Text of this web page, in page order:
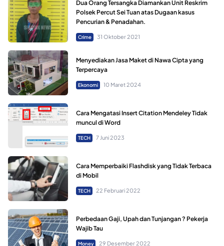
Dua Orang Tersangka Diamankan Unit Reskrim
Polsek Percut Sei Tuan atas Dugaan kasus
Pencurian & Penadahan.
Crime 31 Oktober 2021
Menyediakan Jasa Maket di Nawa Cipta yang
Terpercaya
Ekonomi 10 Maret 2024
Cara Mengatasi Insert Citation Mendeley Tidak
muncul di Word
TECH 7 Juni 2023
Cara Memperbaiki Flashdisk yang Tidak Terbaca
di Mobil
TECH 22 Februari 2022
Perbedaan Gaji, Upah dan Tunjangan ? Pekerja
Wajib Tau
Money 29 Desember 2022